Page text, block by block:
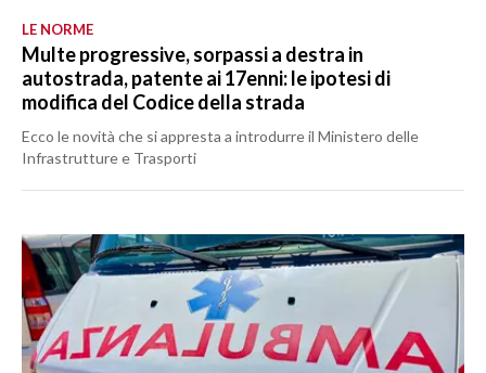
LE NORME
Multe progressive, sorpassi a destra in
autostrada, patente ai 17enni: le ipotesi di
modifica del Codice della strada
Ecco le novità che si appresta a introdurre il Ministero delle
Infrastrutture e Trasporti